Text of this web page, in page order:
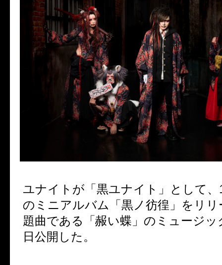
ユナイトが「黒ユナイト」として、
のミニアルバム「黒ノ彷徨」をリ
題曲である「赧い蝶」のミュージ
日公開した。